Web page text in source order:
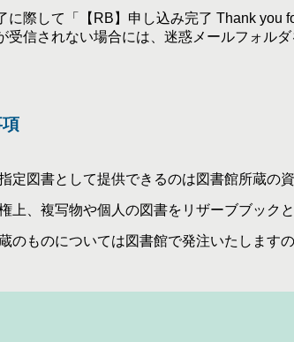
に際して
「【RB】申し込み完了 Thank you
受信されない場合には、迷惑メールフォルダ
定図書として提供できるのは図書館所蔵の
上、複写物や個人の図書をリザーブブック
のものについては図書館で発注いたします